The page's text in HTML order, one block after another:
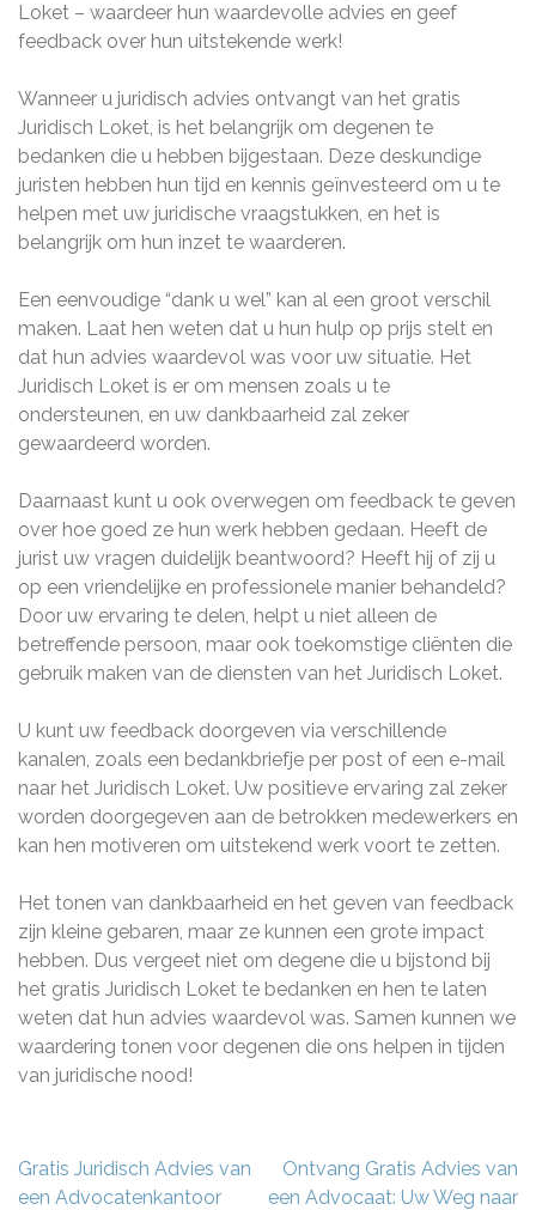
Loket – waardeer hun waardevolle advies en geef
feedback over hun uitstekende werk!
Wanneer u juridisch advies ontvangt van het gratis
Juridisch Loket, is het belangrijk om degenen te
bedanken die u hebben bijgestaan. Deze deskundige
juristen hebben hun tijd en kennis geïnvesteerd om u te
helpen met uw juridische vraagstukken, en het is
belangrijk om hun inzet te waarderen.
Een eenvoudige “dank u wel” kan al een groot verschil
maken. Laat hen weten dat u hun hulp op prijs stelt en
dat hun advies waardevol was voor uw situatie. Het
Juridisch Loket is er om mensen zoals u te
ondersteunen, en uw dankbaarheid zal zeker
gewaardeerd worden.
Daarnaast kunt u ook overwegen om feedback te geven
over hoe goed ze hun werk hebben gedaan. Heeft de
jurist uw vragen duidelijk beantwoord? Heeft hij of zij u
op een vriendelijke en professionele manier behandeld?
Door uw ervaring te delen, helpt u niet alleen de
betreffende persoon, maar ook toekomstige cliënten die
gebruik maken van de diensten van het Juridisch Loket.
U kunt uw feedback doorgeven via verschillende
kanalen, zoals een bedankbriefje per post of een e-mail
naar het Juridisch Loket. Uw positieve ervaring zal zeker
worden doorgegeven aan de betrokken medewerkers en
kan hen motiveren om uitstekend werk voort te zetten.
Het tonen van dankbaarheid en het geven van feedback
zijn kleine gebaren, maar ze kunnen een grote impact
hebben. Dus vergeet niet om degene die u bijstond bij
het gratis Juridisch Loket te bedanken en hen te laten
weten dat hun advies waardevol was. Samen kunnen we
waardering tonen voor degenen die ons helpen in tijden
van juridische nood!
Berichtnavigatie
Gratis Juridisch Advies van
een Advocatenkantoor
Ontvang Gratis Advies van
een Advocaat: Uw Weg naar